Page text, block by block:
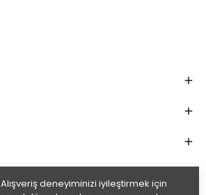
Alışveriş deneyiminizi iyileştirmek için